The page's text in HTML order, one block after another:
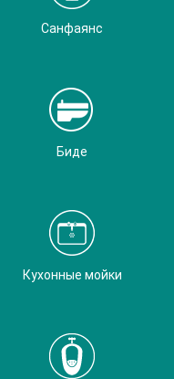
Санфаянс
Биде
Кухонные мойки